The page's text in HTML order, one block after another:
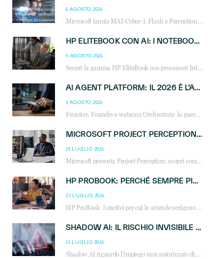
6 AGOSTO 2026
Microsoft lancia MAI-Cyber-1-Flash e Perception: cybersecurity agentica in preview dal 3 novembre. Cosa cambia per MSP, system integrator e reseller.
HP ELITEBOOK CON AI: I NOTEBOOK BUSINESS INTELLIGENTI CHE TRASFORMANO PRODUTTIVITÀ, SICUREZZA E LAVORO IBRIDO
5 AGOSTO 2026
Scopri la gamma HP EliteBook con processori Intel® Core™ Ultra e AMD Ryzen™ AI. Notebook business progettati per aumentare la produttività, migliorare la collaborazione e garantire sicurezza avanzata in ufficio e in mobilità.
AI AGENT PLATFORM: IL 2026 È L’ANNO DEL «SISTEMA OPERATIVO» PER GLI AGENTI AZIENDALI
3 AGOSTO 2026
Frontier, Foundry e watsonx Orchestrate: la guerra delle piattaforme AI agent ridisegna il mercato IT. Cosa cambia per reseller, MSP e system integrator.
MICROSOFT PROJECT PERCEPTION: COME GLI AGENTI AI CAMBIERANNO SOC, CYBERSECURITY E SERVIZI MSP
29 LUGLIO 2026
Microsoft presenta Project Perception: scopri come gli agenti AI possono trasformare cybersecurity, SOC e servizi gestiti degli MSP.
HP PROBOOK: PERCHÉ SEMPRE PIÙ AZIENDE SCELGONO NOTEBOOK PROGETTATI PER IL LAVORO MODERNO
27 LUGLIO 2026
HP ProBook: 5 motivi per cui le aziende scelgono i notebook business HP per migliorare produttività, sicurezza e gestione dell’AI.
SHADOW AI: IL RISCHIO INVISIBILE CHE LE AZIENDE POSSONO GOVERNARE
23 LUGLIO 2026
Shadow AI riguardo l’impiego non autorizzato di sistemi AI all’interno dell’azienda. E’ una pratica che si diffonde a partire dai dipendenti fino ai dirigenti e mette a repentaglio la cybersecurity, con costi più elevati per le organizzazioni. Due recenti report illustrano il fenomeno e forniscono dati in merito